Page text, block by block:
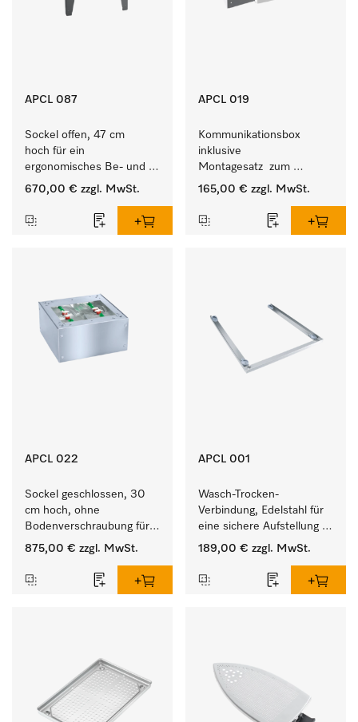
APCL 087
Sockel offen, 47 cm
hoch für ein
ergonomisches Be- und
Entladen von
Trockner.
670,00 € zzgl. MwSt.
APCL 019
Kommunikationsbox
inklusive
Montagesatz  zum
Verbindungsaufbau von
mit externen Systemen.
165,00 € zzgl. MwSt.
APCL 022
Sockel geschlossen, 30
cm hoch, ohne
Bodenverschraubung für
ein ergonomisches Be-
Waschmaschine und
875,00 € zzgl. MwSt.
APCL 001
Wasch-Trocken-
Verbindung, Edelstahl für
eine sichere Aufstellung
zu einer Wasch-Trocken-
189,00 € zzgl. MwSt.